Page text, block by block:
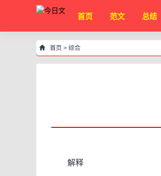
首页 范文 总结
首页 > 综合
解释